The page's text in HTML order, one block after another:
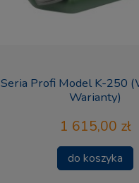
Seria Profi Model K-250
Warianty)
1 615,00 zł
do koszyka